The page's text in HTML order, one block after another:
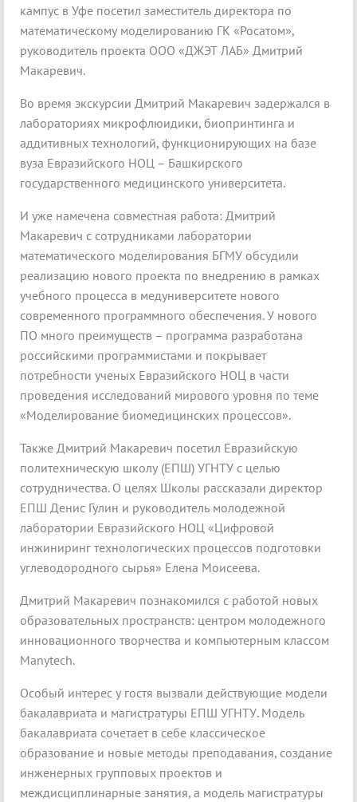
кампус в Уфе посетил заместитель директора по
математическому моделированию ГК «Росатом»,
руководитель проекта ООО «ДЖЭТ ЛАБ» Дмитрий
Макаревич.
Во время экскурсии Дмитрий Макаревич задержался в
лабораториях микрофлюидики, биопринтинга и
аддитивных технологий, функционирующих на базе
вуза Евразийского НОЦ – Башкирского
государственного медицинского университета.
И уже намечена совместная работа: Дмитрий
Макаревич с сотрудниками лаборатории
математического моделирования БГМУ обсудили
реализацию нового проекта по внедрению в рамках
учебного процесса в медуниверситете нового
современного программного обеспечения. У нового
ПО много преимуществ – программа разработана
российскими программистами и покрывает
потребности ученых Евразийского НОЦ в части
проведения исследований мирового уровня по теме
«Моделирование биомедицинских процессов».
Также Дмитрий Макаревич посетил Евразийскую
политехническую школу (ЕПШ) УГНТУ с целью
сотрудничества. О целях Школы рассказали директор
ЕПШ Денис Гулин и руководитель молодежной
лаборатории Евразийского НОЦ «Цифровой
инжиниринг технологических процессов подготовки
углеводородного сырья» Елена Моисеева.
Дмитрий Макаревич познакомился с работой новых
образовательных пространств: центром молодежного
инновационного творчества и компьютерным классом
Manytech.
Особый интерес у гостя вызвали действующие модели
бакалавриата и магистратуры ЕПШ УГНТУ. Модель
бакалавриата сочетает в себе классическое
образование и новые методы преподавания, создание
инженерных групповых проектов и
междисциплинарные занятия, а модель магистратуры